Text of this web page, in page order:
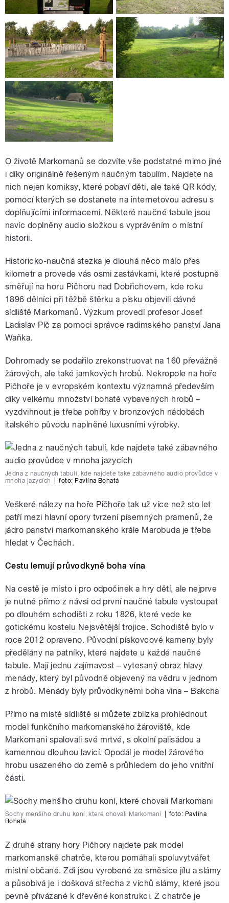
O životě Markomanů se dozvíte vše podstatné mimo jiné
i díky originálně řešeným naučným tabulím. Najdete na
nich nejen komiksy, které pobaví děti, ale také QR kódy,
pomocí kterých se dostanete na internetovou adresu s
doplňujícími informacemi. Některé naučné tabule jsou
navíc doplněny audio složkou s vyprávěním o místní
historii.
Historicko-naučná stezka je dlouhá něco málo přes
kilometr a provede vás osmi zastávkami, které postupně
směřují na horu Pičhoru nad Dobřichovem, kde roku
1896 dělníci při těžbě štěrku a písku objevili dávné
sídliště Markomanů. Výzkum provedl profesor Josef
Ladislav Píč za pomoci správce radimského panství Jana
Waňka.
Dohromady se podařilo zrekonstruovat na 160 převážně
žárových, ale také jamkových hrobů. Nekropole na hoře
Pičhoře je v evropském kontextu významná především
díky velkému množství bohatě vybavených hrobů –
vyzdvihnout je třeba pohřby v bronzových nádobách
italského původu naplněné luxusními výrobky.
Jedna z naučných tabulí, kde najdete také zábavného audio provůdce v
mnoha jazycích
foto: Pavlína Bohatá
Veškeré nálezy na hoře Pičhoře tak už více než sto let
patří mezi hlavní opory tvrzení písemných pramenů, že
jádro panství markomanského krále Marobuda je třeba
hledat v Čechách.
Cestu lemují průvodkyně boha vína
Na cestě je místo i pro odpočinek a hry dětí, ale nejprve
je nutné přímo z návsi od první naučné tabule vystoupat
po dlouhém schodišti z roku 1826, které vede ke
gotickému kostelu Nejsvětější trojice. Schodiště bylo v
roce 2012 opraveno. Původní pískovcové kameny byly
předělány na patníky, které najdete u každé naučné
tabule. Mají jednu zajímavost – vytesaný obraz hlavy
menády, který byl původně objevený na vědru v jednom
z hrobů. Menády byly průvodkyněmi boha vína – Bakcha
Přímo na místě sídliště si můžete zblízka prohlédnout
model funkčního markomanského žároviště, kde
Markomani spalovali své mrtvé, s okolní palisádou a
kamennou dlouhou lavicí. Opodál je model žárového
hrobu usazeného do země s průhledem do jeho vnitřní
části.
Sochy menšího druhu koní, které chovali Markomani foto: Pavlína
Bohatá
Z druhé strany hory Pičhory najdete pak model
markomanské chatrče, kterou pomáhali spoluvytvářet
místní občané. Zdi jsou vyrobené ze směsice jílu a slámy
a působivá je i došková střecha z víchů slámy, které jsou
pevně přivázané k dřevěné konstrukci. Z chatrče je